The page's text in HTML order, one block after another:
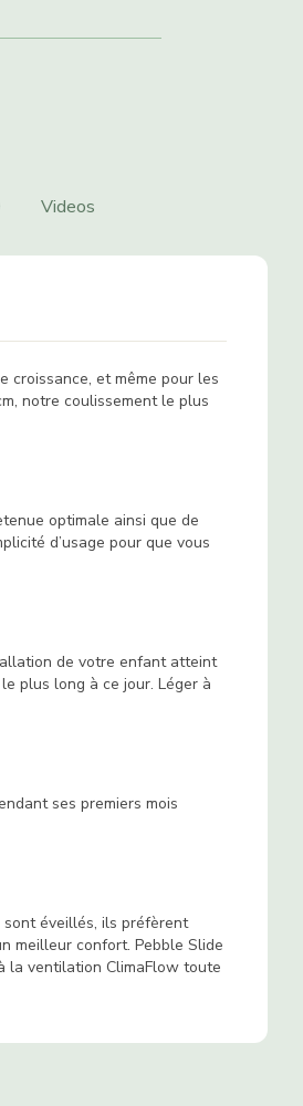
croissance, et même pour les
notre coulissement le plus
optimale ainsi que de
d’usage pour que vous
de votre enfant atteint
plus long à ce jour. Léger à
ses premiers mois
sont éveillés, ils préfèrent
meilleur confort. Pebble Slide
la ventilation ClimaFlow toute
Videos